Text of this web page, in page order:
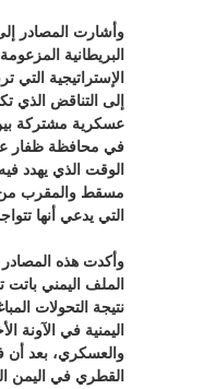
وأشارت المصادر
البريطانية
الإستراتيجية
إلى التناقض الذي
عسكرية مشتركة بين
في محافظة ظفار
الوقت الذي يهدد
مسقط والمقرب من
التي يدعي أنها
وأكدت هذه المصادر
الملف اليمني باتت
نتيجة التحولات
اليمنية في الآونة
والعسكري، بعد أن
القطري في اليمن